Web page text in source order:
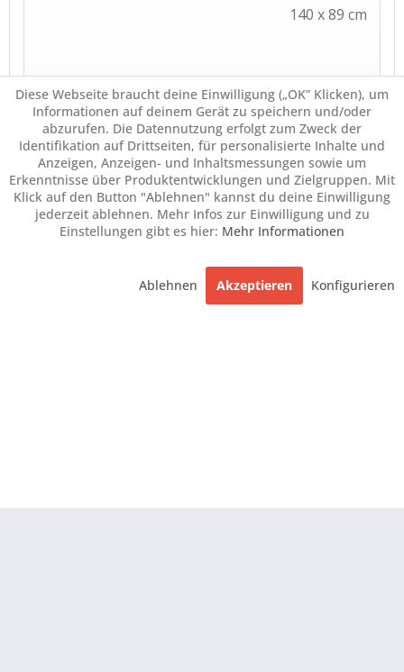
Diese Webseite braucht deine Einwilligung („OK” Klicken), um
Informationen auf deinem Gerät zu speichern und/oder
abzurufen. Die Datennutzung erfolgt zum Zweck der
Identifikation auf Drittseiten, für personalisierte Inhalte und
Anzeigen, Anzeigen- und Inhaltsmessungen sowie um
Erkenntnisse über Produktentwicklungen und Zielgruppen. Mit
Klick auf den Button "Ablehnen" kannst du deine Einwilligung
jederzeit ablehnen. Mehr Infos zur Einwilligung und zu
Einstellungen gibt es hier: Mehr Informationen
Ablehnen Akzeptieren Konfigurieren